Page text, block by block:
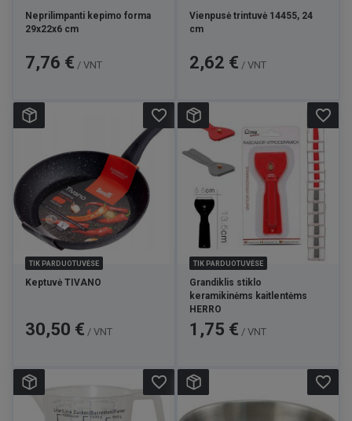
Neprilimpanti kepimo forma
29x22x6 cm
Kaina
7,76 € / VNT
Vienpusė trintuvė 14455, 24
cm
Kaina
2,62 € / VNT
TIK PARDUOTUVĖSE
Keptuvė TIVANO
Kaina
30,50 € / VNT
favorite_border
TIK PARDUOTUVĖSE
Grandiklis stiklo
keramikinėms kaitlentėms
HERRO
Kaina
1,75 € / VNT
favorite_border
favorite_border favorite_border